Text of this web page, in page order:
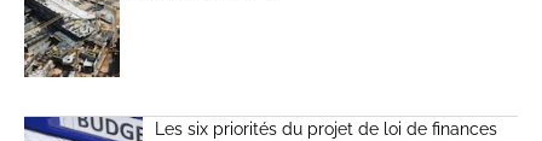
Les six priorités du projet de loi de finances